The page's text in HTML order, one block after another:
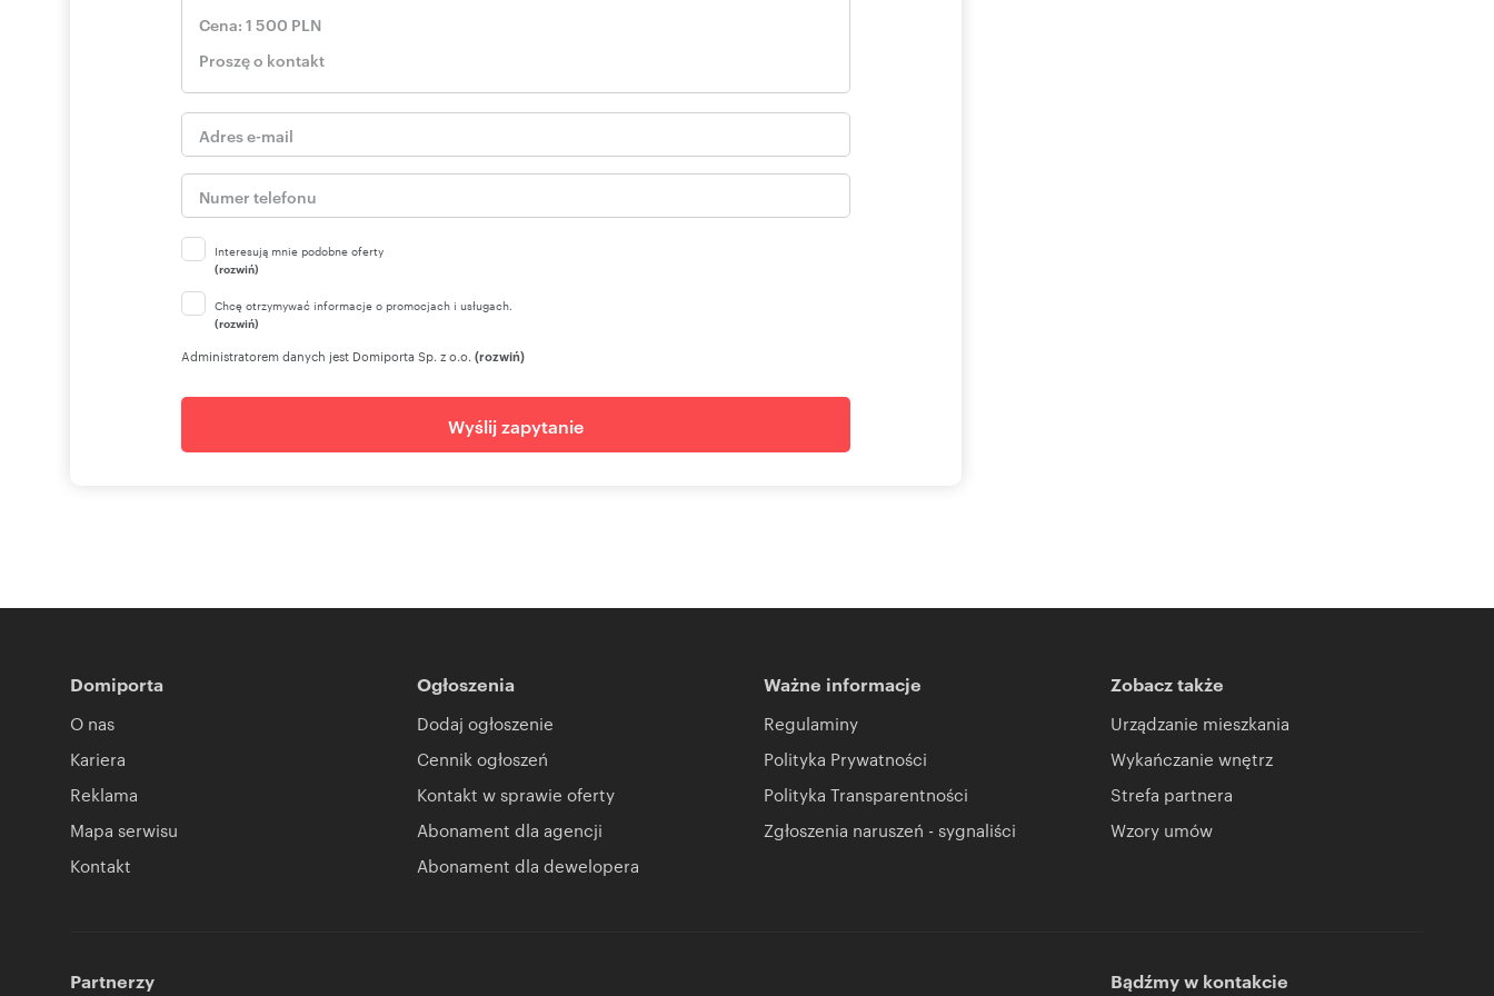
Interesują mnie podobne oferty
(rozwiń)
Chcę otrzymywać informacje o promocjach i usługach.
(rozwiń)
Administratorem danych jest Domiporta Sp. z o.o. (rozwiń)
Wyślij zapytanie
Domiporta
O nas
Kariera
Reklama
Mapa serwisu
Kontakt
Ogłoszenia
Dodaj ogłoszenie
Cennik ogłoszeń
Kontakt w sprawie oferty
Abonament dla agencji
Abonament dla dewelopera
Ważne informacje
Regulaminy
Polityka Prywatności
Polityka Transparentności
Zgłoszenia naruszeń - sygnaliści
Zobacz także
Urządzanie mieszkania
Wykańczanie wnętrz
Strefa partnera
Wzory umów
Partnerzy Bądźmy w kontakcie